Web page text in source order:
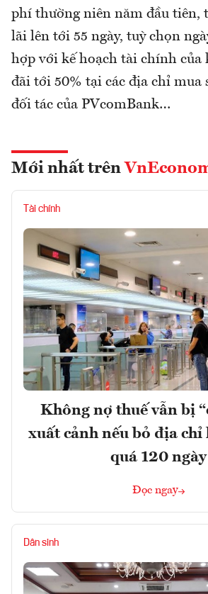
phí thường niên năm đầu tiên,
lãi lên tới 55 ngày, tuỳ chọn
hợp với kế hoạch tài chính của
đãi tới 50% tại các địa chỉ mua
đối tác của PVcomBank…
Mới nhất trên
Tài chính
Không nợ thuế vẫn bị
xuất cảnh nếu bỏ địa
quá 120 ngày
Đọc ngay
Dân sinh